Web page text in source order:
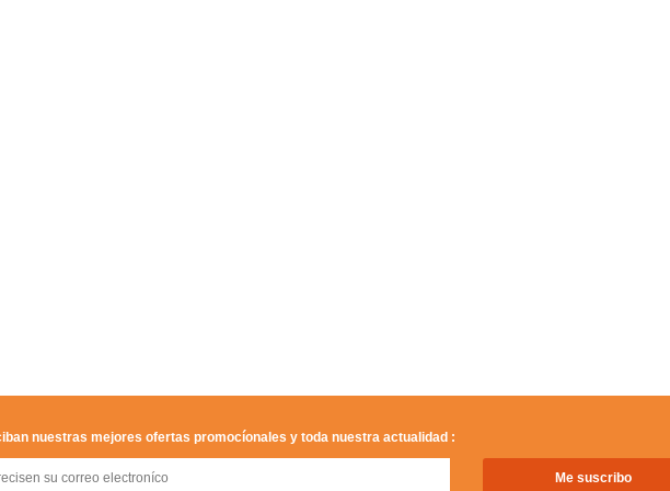
nuestras mejores ofertas promocíonales y toda nuestra actualidad :